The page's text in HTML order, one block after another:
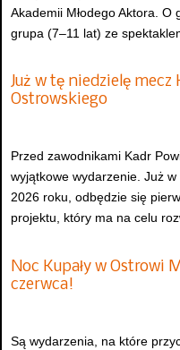
Akademii Młodego Aktora. O
grupa (7–11 lat) ze
Już w tę niedzielę
Ostrowskiego
Przed zawodnikami Kadr
wyjątkowe wydarzenie. Już
2026 roku, odbędzie się
projektu, który ma na celu
Noc Kupały w Ostrowi
czerwca!
Są wydarzenia, na które